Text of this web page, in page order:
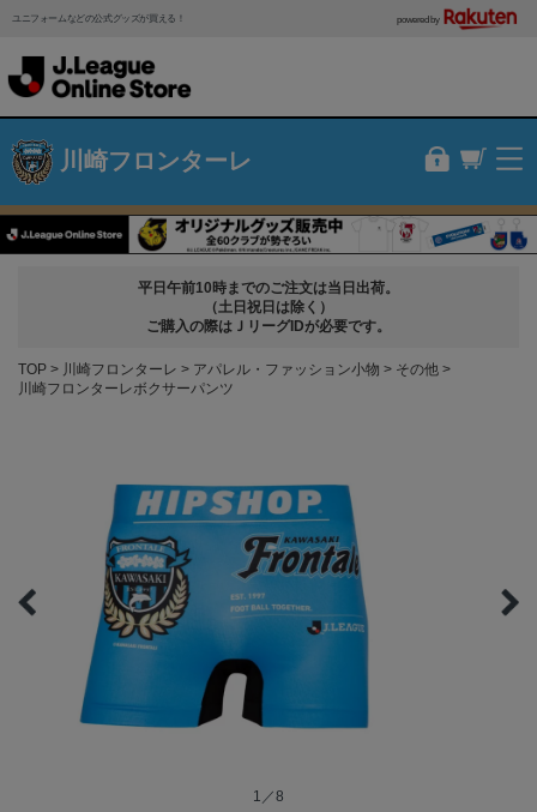
ユニフォームなどの公式グッズが買える！ powered by
川崎フロンターレ
平日午前10時までのご注文は当日出荷。
（土日祝日は除く）
ご購入の際はＪリーグIDが必要です。
TOP 川崎フロンターレ アパレル・ファッション小物
その他
川崎フロンターレボクサーパンツ
1／8